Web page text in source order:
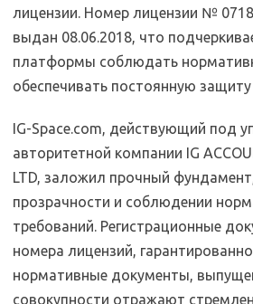
лицензии. Номер лицензии №
выдан 08.06.2018, что
платформы соблюдать
обеспечивать постоянную
IG-Space.com, действующий под
авторитетной компании IG
LTD, заложил прочный
прозрачности и соблюдении
требований. Регистрационные
номера лицензий,
нормативные документы,
совокупности отражают